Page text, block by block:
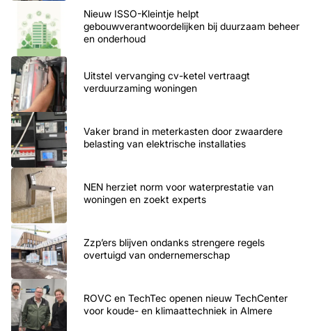
Nieuw ISSO-Kleintje helpt
gebouwverantwoordelijken bij duurzaam beheer
en onderhoud
Uitstel vervanging cv-ketel vertraagt
verduurzaming woningen
Vaker brand in meterkasten door zwaardere
belasting van elektrische installaties
NEN herziet norm voor waterprestatie van
woningen en zoekt experts
Zzp’ers blijven ondanks strengere regels
overtuigd van ondernemerschap
ROVC en TechTec openen nieuw TechCenter
voor koude- en klimaattechniek in Almere